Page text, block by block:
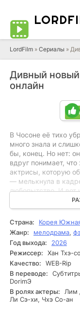
LORD
LordFilm » Сериалы »
Дивный новый
онлайн
1
В Чосоне её тихо
много знала и
бы, конец. Но нет:
вдруг понимает,
актрисы, которую
— мелькнула в
любопытство. И вот
избалованный,
неприкасаемости
цепляются друг за
партия.
Страна:
Корея
Жанр:
мелодрама,
Год выхода:
2026
Режиссер:
Хан Тхэ-
Качество:
WEB-Rip
В переводе:
DorimЭ
В ролях актеры:
Лим
Ли Сэ-хи, Чхэ Со-ан